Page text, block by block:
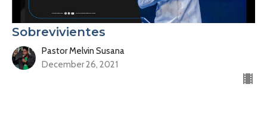
Sobrevivientes
Pastor Melvin Susana
December 26, 2021